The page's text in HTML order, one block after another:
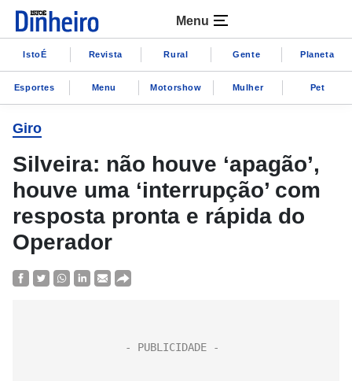
Menu
IstoÉ Revista Rural Gente Planeta
Esportes Menu Motorshow Mulher Pet
Giro
Silveira: não houve ‘apagão’,
houve uma ‘interrupção’ com
resposta pronta e rápida do
Operador